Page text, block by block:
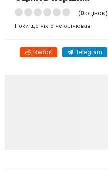
(0 оцінок)
Поки ще ніхто не оцінював
Reddit Telegram